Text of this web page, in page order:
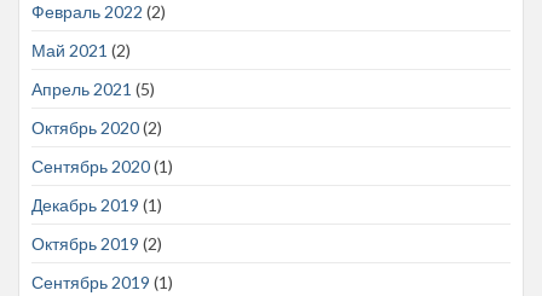
Февраль 2022 (2)
Май 2021 (2)
Апрель 2021 (5)
Октябрь 2020(2)
Сентябрь 2020(1)
Декабрь 2019 (1)
Октябрь 2019 (2)
Сентябрь 2019 (1)